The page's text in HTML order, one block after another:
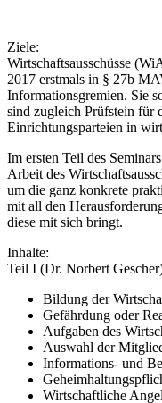
Ziele:
Wirtschaftsausschüsse
2017 erstmals in § 27b
Informationsgremien. Sie
sind zugleich Prüfstein für
Einrichtungsparteien in
Im ersten Teil des
Arbeit des
um die ganz konkrete
mit all den
diese mit sich bringt.
Inhalte:
Teil I (Dr. Norbert
Bildung der
Gefährdung oder
Aufgaben des
Auswahl der
Informations- und
Wirtschaftliche